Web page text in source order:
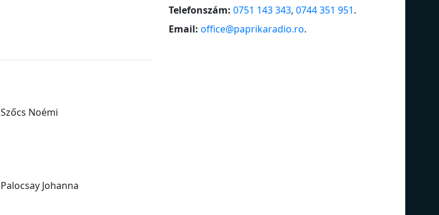
Szőcs Noémi
Palocsay Johanna
Telefonszám: 0751 143 343, 0744 351 951.
Email: office@paprikaradio.ro.